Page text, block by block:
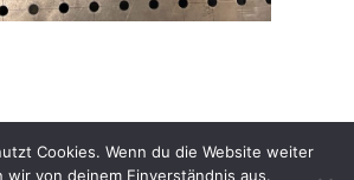
Cookies. Wenn du die Website weiter
wir von deinem Einverständnis aus.